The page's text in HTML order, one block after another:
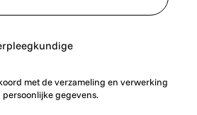
met de verzameling en verwerking
persoonlijke gegevens.